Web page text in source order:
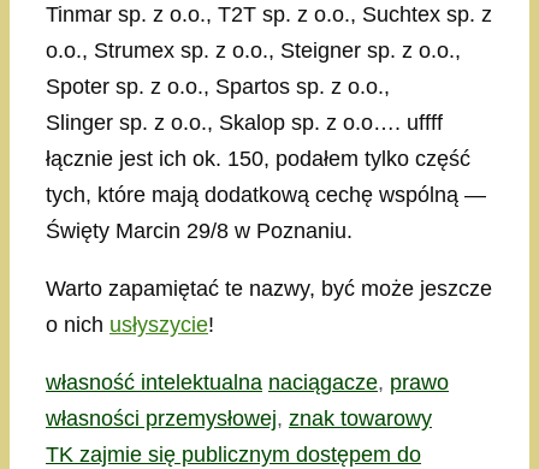
Tinmar sp. z o.o., T2T sp. z o.o., Suchtex sp. z
o.o., Strumex sp. z o.o., Steigner sp. z o.o.,
Spoter sp. z o.o., Spartos sp. z o.o.,
Slinger sp. z o.o., Skalop sp. z o.o…. uffff
łącznie jest ich ok. 150, podałem tylko część
tych, które mają dodatkową cechę wspólną —
Święty Marcin 29/8 w Poznaniu.
Warto zapamiętać te nazwy, być może jeszcze
o nich usłyszycie!
Kategorie
własność intelektualna Tagi
naciągacze, prawo
własności przemysłowej, znak towarowy
TK zajmie się publicznym dostępem do